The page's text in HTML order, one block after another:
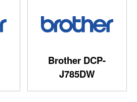
Brother DCP-
J785DW